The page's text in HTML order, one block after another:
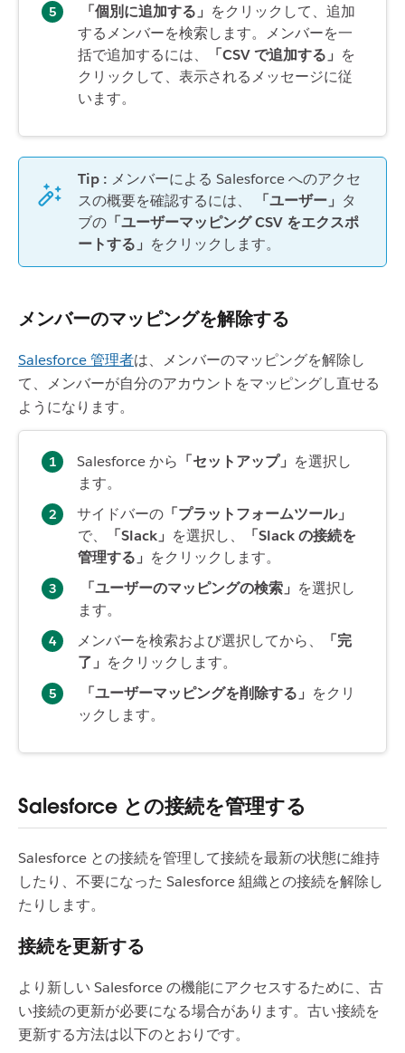
「個別に追加する」 をクリックして、追加
するメンバーを検索します。メンバーを一
括で追加するには、
「CSV で追加する」 を
クリックして、表示されるメッセージに従
います。
Tip : メンバーによる Salesforce へのアクセ
スの概要を確認するには、
「ユーザー」 タ
ブの 「ユーザーマッピング CSV をエクスポ
ートする」 をクリックします。
メンバーのマッピングを解除する
Salesforce 管理者は、メンバーのマッピングを解除し
て、メンバーが自分のアカウントをマッピングし直せる
ようになります。
Salesforce から 「セットアップ」 を選択し
ます。
サイドバーの 「プラットフォームツール」
で、
「Slack」 を選択し、
「Slack の接続を
管理する」 をクリックします。
「ユーザーのマッピングの検索」 を選択し
ます。
メンバーを検索および選択してから、
「完
了」 をクリックします。
「ユーザーマッピングを削除する」 をクリ
ックします。
Salesforce との接続を管理する
Salesforce との接続を管理して接続を最新の状態に維持
したり、不要になった Salesforce 組織との接続を解除し
たりします。
接続を更新する
より新しい Salesforce の機能にアクセスするために、古
い接続の更新が必要になる場合があります。古い接続を
更新する方法は以下のとおりです。